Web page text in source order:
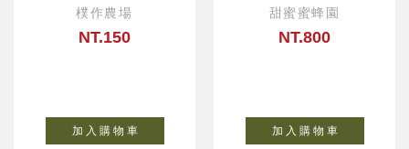
樸作農場
NT.150
加 入 購 物 車
甜蜜蜜蜂園
NT.800
加 入 購 物 車